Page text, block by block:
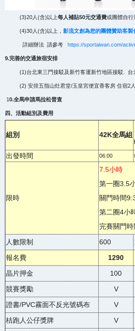
(3)20人(含)以上每人補貼50元交通費或團體自行
(4)30人(含)以上， 影流文創為您的團體贊助客製
詳細辦法 請參考 https://sportaiwan.com/
9.完善的交通旅宿安排
(1)台北東三門接駁及新竹客運新竹地區接駁. 台
(2) 安排五指山灶君堂/玉皇宮便宜香客房 住宿2人
10.全馬申請馬拉松普查
四、活動組別及費用
組別 42K全馬組
出發時間
06:00
限時
7.5小時
第一圈3.5
關門時間
第二圈4小
完賽關門
人數限制 600
報名費
1290
晶片押金
100
競賽獎勵
V
證書/PVC霧面不反光號碼布
V
桔跑人公仔獎牌
V